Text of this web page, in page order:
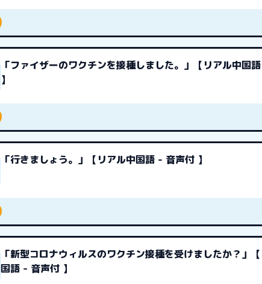
「ファイザーのワクチンを接種しました。」【リアル中国
】
「行きましょう。」【リアル中国語 - 音声付 】
「新型コロナウィルスのワクチン接種を受けましたか？」
国語 - 音声付 】